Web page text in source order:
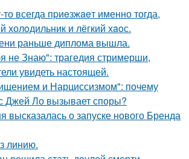
всегда пpиeзжaeт именно тогда,
холoдильник и лёгкий хaoс.
раньше диплома вышла.
не Знаю": трагедия стримерши,
увидеть настоящей.
и Нарциссизмом": почему
Джей Ло вызывает споры?
высказалась о запуске нового Бренда
линию.